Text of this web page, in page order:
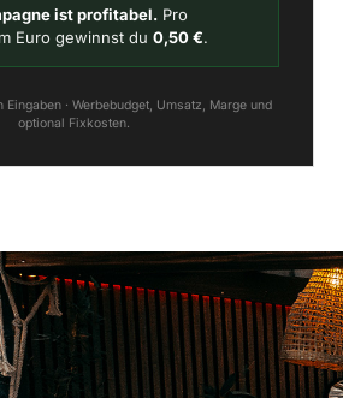
ist profitabel. Pro
Euro gewinnst du 0,50 €.
Eingaben · Werbebudget, Umsatz, Marge und
optional Fixkosten.